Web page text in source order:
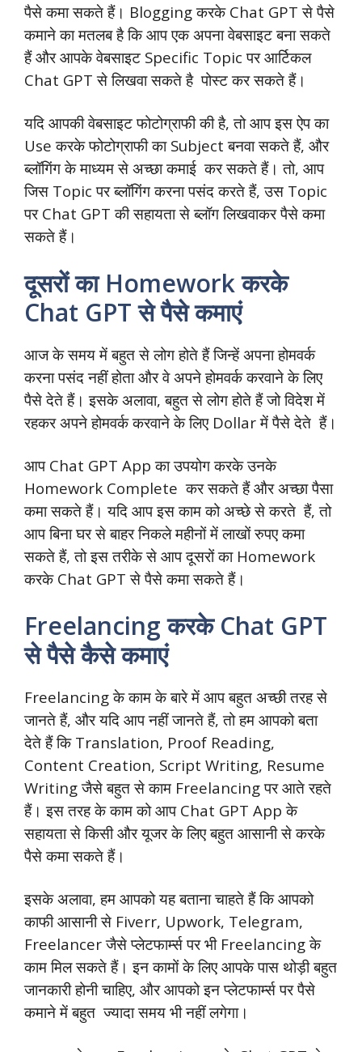
पैसे कमा सकते हैं। Blogging करके Chat GPT से पैसे
कमाने का मतलब है कि आप एक अपना वेबसाइट बना सकते
हैं और आपके वेबसाइट Specific Topic पर आर्टिकल
Chat GPT से लिखवा सकते है पोस्ट कर सकते हैं।
यदि आपकी वेबसाइट फोटोग्राफी की है, तो आप इस ऐप का
Use करके फोटोग्राफी का Subject बनवा सकते हैं, और
ब्लॉगिंग के माध्यम से अच्छा कमाई कर सकते हैं। तो, आप
जिस Topic पर ब्लॉगिंग करना पसंद करते हैं, उस Topic
पर Chat GPT की सहायता से ब्लॉग लिखवाकर पैसे कमा
सकते हैं।
दूसरों का Homework करके
Chat GPT से पैसे कमाएं
आज के समय में बहुत से लोग होते हैं जिन्हें अपना होमवर्क
करना पसंद नहीं होता और वे अपने होमवर्क करवाने के लिए
पैसे देते हैं। इसके अलावा, बहुत से लोग होते हैं जो विदेश में
रहकर अपने होमवर्क करवाने के लिए Dollar में पैसे देते हैं।
आप Chat GPT App का उपयोग करके उनके
Homework Complete कर सकते हैं और अच्छा पैसा
कमा सकते हैं। यदि आप इस काम को अच्छे से करते हैं, तो
आप बिना घर से बाहर निकले महीनों में लाखों रुपए कमा
सकते हैं, तो इस तरीके से आप दूसरों का Homework
करके Chat GPT से पैसे कमा सकते हैं।
Freelancing करके Chat GPT
से पैसे कैसे कमाएं
Freelancing के काम के बारे में आप बहुत अच्छी तरह से
जानते हैं, और यदि आप नहीं जानते हैं, तो हम आपको बता
देते हैं कि Translation, Proof Reading,
Content Creation, Script Writing, Resume
Writing जैसे बहुत से काम Freelancing पर आते रहते
हैं। इस तरह के काम को आप Chat GPT App के
सहायता से किसी और यूजर के लिए बहुत आसानी से करके
पैसे कमा सकते हैं।
इसके अलावा, हम आपको यह बताना चाहते हैं कि आपको
काफी आसानी से Fiverr, Upwork, Telegram,
Freelancer जैसे प्लेटफार्म्स पर भी Freelancing के
काम मिल सकते हैं। इन कामों के लिए आपके पास थोड़ी बहुत
जानकारी होनी चाहिए, और आपको इन प्लेटफार्म्स पर पैसे
कमाने में बहुत ज्यादा समय भी नहीं लगेगा।